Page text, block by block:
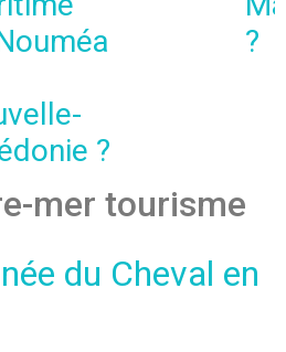
?
?
mer tourisme
du Cheval en